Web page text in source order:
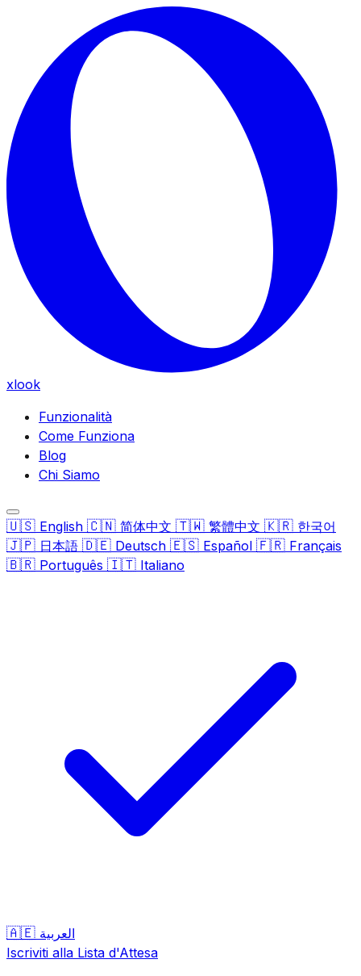
Skip to main content
xlook
Funzionalità
Come Funziona
Blog
Chi Siamo
🇺🇸 English 🇨🇳 简体中文 🇹🇼 繁體中文 🇰🇷 한국어
🇯🇵 日本語 🇩🇪 Deutsch 🇪🇸 Español 🇫🇷 Français
🇧🇷 Português 🇮🇹 Italiano
🇦🇪 العربية
Iscriviti alla Lista d'Attesa